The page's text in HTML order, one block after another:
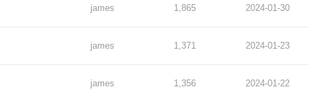
james 1,865 2024-01-30
james 1,371 2024-01-23
james 1,356 2024-01-22